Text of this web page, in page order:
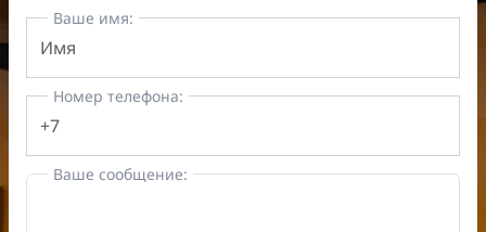
Ваше имя:
Номер телефона:
Ваше сообщение: